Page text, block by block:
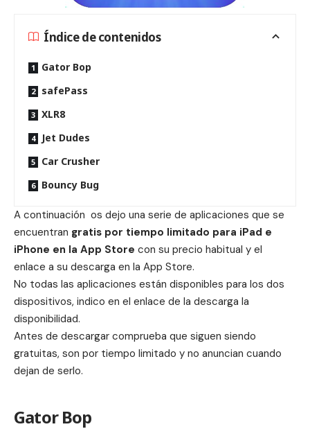
Índice de contenidos
Gator Bop
safePass
XLR8
Jet Dudes
Car Crusher
Bouncy Bug
A continuación os dejo una serie de aplicaciones que se
encuentran gratis por tiempo limitado para iPad e
iPhone en la App Store con su precio habitual y el
enlace a su descarga en la App Store.
No todas las aplicaciones están disponibles para los dos
dispositivos, indico en el enlace de la descarga la
disponibilidad.
Antes de descargar comprueba que siguen siendo
gratuitas, son por tiempo limitado y no anuncian cuando
dejan de serlo.
Gator Bop